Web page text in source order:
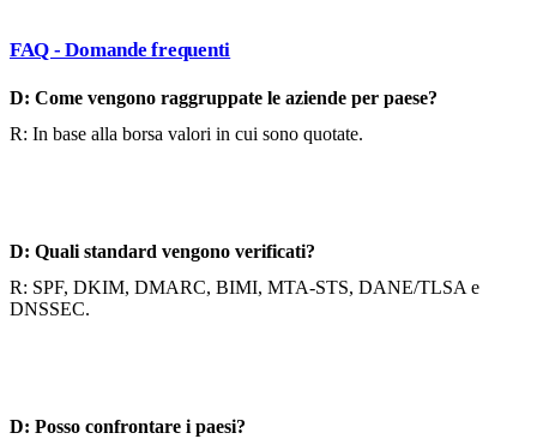
FAQ - Domande frequenti
D: Come vengono raggruppate le aziende per paese?
R: In base alla borsa valori in cui sono quotate.
D: Quali standard vengono verificati?
R: SPF, DKIM, DMARC, BIMI, MTA-STS, DANE/TLSA e
DNSSEC.
D: Posso confrontare i paesi?